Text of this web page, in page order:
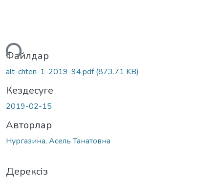
Файлдар
alt-chten-1-2019-94.pdf(873.71 KB)
Кездесуге
2019-02-15
Авторлар
Нургазина, Асель Танатовна
Дерексіз